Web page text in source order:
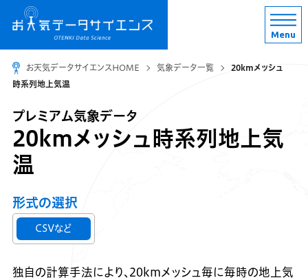
Menu
お天気データサイエンスHOME 気象データ一覧
20kmメッシュ
時系列地上気温
プレミアム気象データ
20kmメッシュ時系列地上気
温
形式の選択
CSVなど
独自の計算手法により、20kmメッシュ毎に毎時の地上気